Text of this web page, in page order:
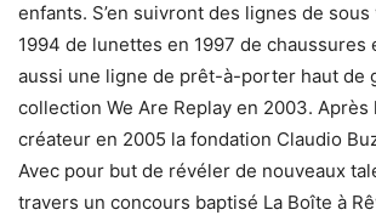
enfants. S’en suivront des lignes de
1994 de lunettes en 1997 de chaussures
aussi une ligne de prêt-à-porter haut de
collection We Are Replay en 2003. Après
créateur en 2005 la fondation Claudio
Avec pour but de révéler de nouveaux
travers un concours baptisé La Boîte à